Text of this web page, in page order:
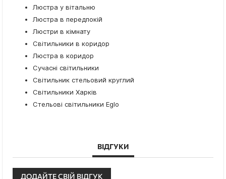
Люстра у вітальню
Люстра в передпокій
Люстри в кімнату
Світильники в коридор
Люстра в коридор
Сучасні світильники
Світильник стельовий круглий
Світильники Харків
Стельові світильники Eglo
ВІДГУКИ
ДОДАЙТЕ СВІЙ ВІДГУК